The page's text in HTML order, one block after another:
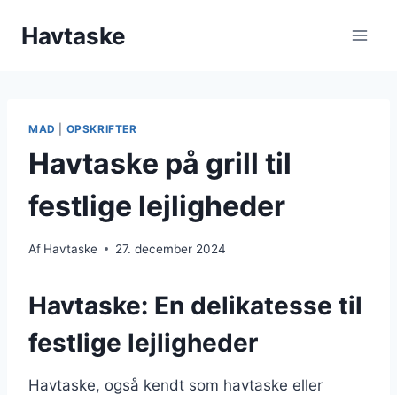
Havtaske
MAD OPSKRIFTER
Havtaske på grill til
festlige lejligheder
Af Havtaske 27. december 2024
Havtaske: En delikatesse til
festlige lejligheder
Havtaske, også kendt som havtaske eller